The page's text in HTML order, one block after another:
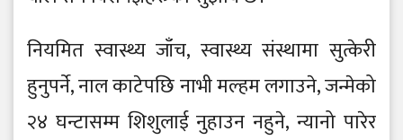
नियमित स्वास्थ्य जाँच, स्वास्थ्य संस्थामा सुत्केरी
हुनुपर्ने, नाल काटेपछि नाभी मल्हम लगाउने, जन्मेको
२४ घन्टासम्म शिशुलाई नुहाउन नहुने, न्यानो पारेर